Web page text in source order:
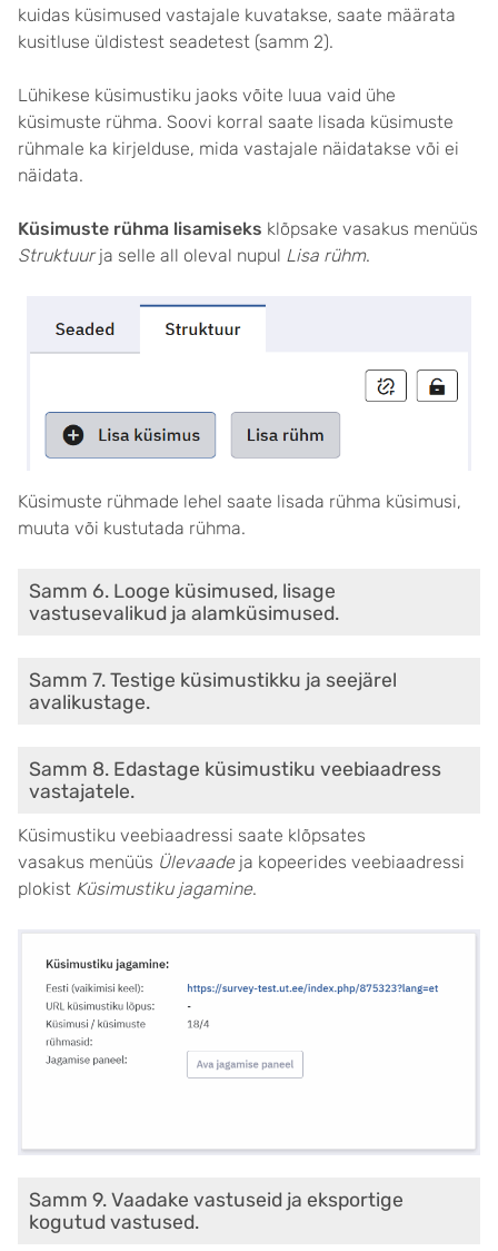
kuidas küsimused vastajale kuvatakse, saate määrata
kusitluse üldistest seadetest (samm 2).
Lühikese küsimustiku jaoks võite luua vaid ühe
küsimuste rühma. Soovi korral saate lisada küsimuste
rühmale ka kirjelduse, mida vastajale näidatakse või ei
näidata.
Küsimuste rühma lisamiseks klõpsake vasakus menüüs
Struktuurja selle all oleval nupul Lisa rühm.
Küsimuste rühmade lehel saate lisada rühma küsimusi,
muuta või kustutada rühma.
Samm 6. Looge küsimused, lisage
vastusevalikud ja alamküsimused.
Samm 7. Testige küsimustikku ja seejärel
avalikustage.
Samm 8. Edastage küsimustiku veebiaadress
vastajatele.
Küsimustiku veebiaadressi saate klõpsates
vasakus menüüs Ülevaadeja kopeerides veebiaadressi
plokist Küsimustiku jagamine.
Samm 9. Vaadake vastuseid ja eksportige
kogutud vastused.